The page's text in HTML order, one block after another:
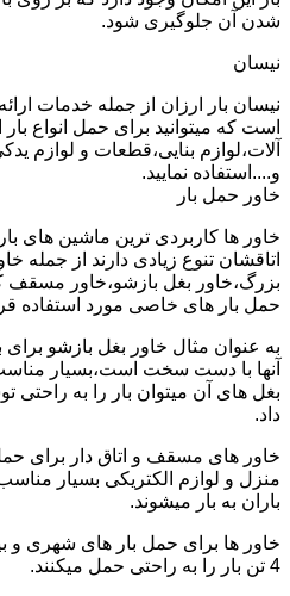
شدن آن جلوگیری شود.
نیسان
نیسان بار ارزان از جمله خدمات
است که میتوانید برای حمل انواع
آلات،لوازم بنایی،قطعات و لوازم
و....استفاده نمایید.
خاور حمل بار
خاور ها کاربردی ترین ماشین های
اتاقشان تنوع زیادی دارند از جمله
بزرگ،خاور بغل بازشو،خاور مسقف
حمل بار های خاصی مورد استفاده
به عنوان مثال خاور بغل بازشو
آنها با دست سخت است،بسیار
بغل های آن میتوان بار را به راحتی
داد.
خاور های مسقف و اتاق دار برای
منزل و لوازم الکتریکی بسیار
باران به بار میشوند.
خاور ها برای حمل بار های شهری و
4 تن بار را به راحتی حمل میکنند.